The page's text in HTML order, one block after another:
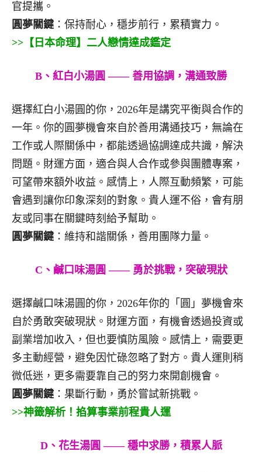
官提攜。
圓夢關鍵：保持耐心，穩步前行，累積實力。
>>【日本命理】二人戀情達成鑑定
B、紅白小湯圓 —— 善用協調，溝通致勝
選擇紅白小湯圓的你，2026年是講究平衡與合作的
一年。你的圓夢機會來自於善用溝通技巧，無論在
工作或人際關係中，都能透過協調達成共識，解決
問題。財運方面，適合與人合作或參與團體專案，
可望帶來額外收益。感情上，人際互動頻繁，可能
會遇到讓你印象深刻的對象。貴人運不俗，會有朋
友或同事在關鍵時刻給予幫助。
圓夢關鍵：維持和諧關係，善用團隊力量。
C、鹹口味湯圓 —— 勇於挑戰，突破現狀
選擇鹹口味湯圓的你，2026年你的「圓」夢機會來
自於勇敢突破現狀。財運方面，有機會透過投資或
副業增加收入，但也要慎防風險。感情上，需要更
多主動經營，避免因忙碌忽略了對方。貴人運則稍
微低迷，更多需要靠自己的努力來開創機會。
圓夢關鍵：果斷行動，勇於嘗試新挑戰。
>>神籤解析！掐算事業前程貴人運
D、花生湯圓 —— 穩中求勝，積累人脈